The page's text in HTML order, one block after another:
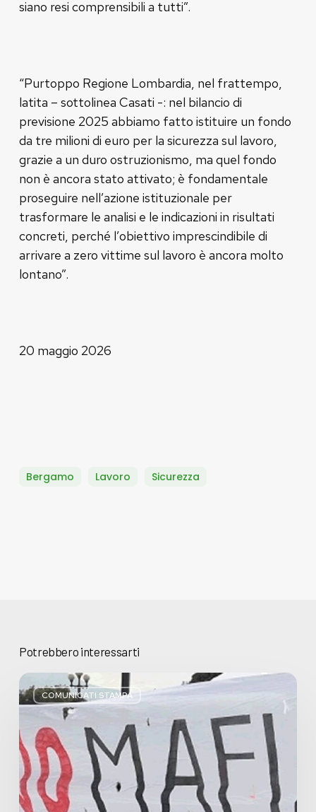
siano resi comprensibili a tutti”.
“Purtoppo Regione Lombardia, nel frattempo,
latita – sottolinea Casati -: nel bilancio di
previsione 2025 abbiamo fatto istituire un fondo
da tre milioni di euro per la sicurezza sul lavoro,
grazie a un duro ostruzionismo, ma quel fondo
non è ancora stato attivato; è fondamentale
proseguire nell’azione istituzionale per
trasformare le analisi e le indicazioni in risultati
concreti, perché l’obiettivo imprescindibile di
arrivare a zero vittime sul lavoro è ancora molto
lontano”.
20 maggio 2026
Bergamo Lavoro Sicurezza
Potrebbero interessarti
COMUNICATI STAMPA
Basta
bugie,
Regione
Lombardia
pratica
l’antimafia
solo
a
parole